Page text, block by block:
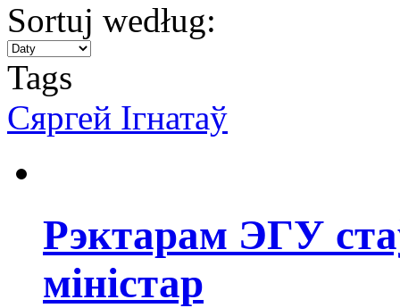
Sortuj według:
Tags
Сяргей Ігнатаў
Рэктарам ЭГУ
міністар